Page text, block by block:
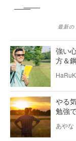
最新
強い
方＆
やる
勉強
あやな